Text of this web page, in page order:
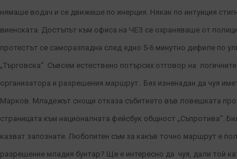
нямаше водач и се движеше по инерция. Някак по интуиция
виенската. Достъпът към офиса на ЧЕЗ се охраняваше от
протестът се саморазпадна след едно 5-6 минутно дефиле по
„Търговска“ Съвсем естествено потърсих отговор на
организатора и разрешения маршрут. Бях изненадан да чуя
Марков. Младежът снощи отказа събитието във ловешката
страницата към националната фейсбук общност „Съпротива“.
казват запознати. Любопитен съм за какъв точно маршрут е
разрешение младия бунтар? Ще е интересно да чуя, дали той